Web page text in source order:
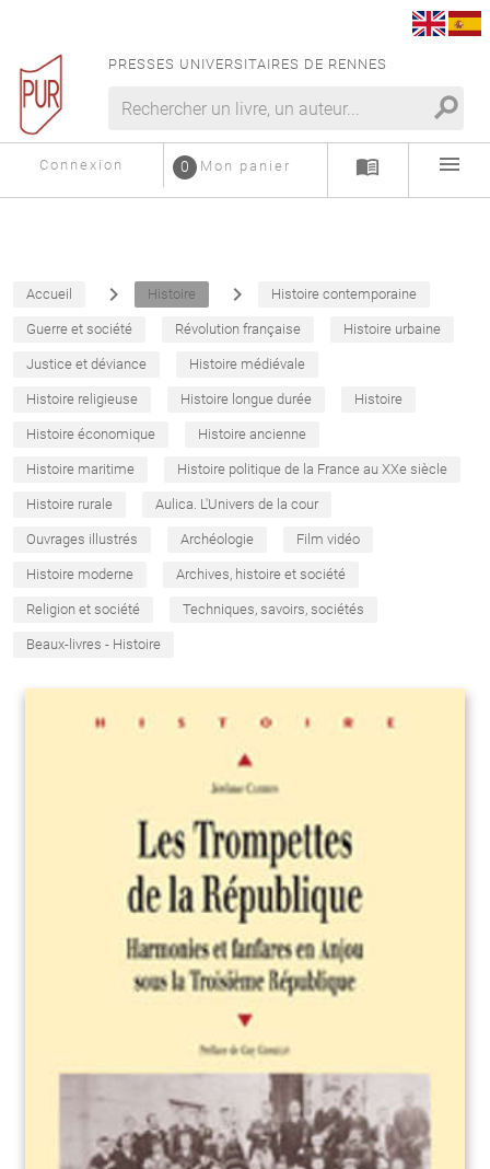
PRESSES UNIVERSITAIRES DE RENNES
search
Connexion Mon panier
0 menu_book menu
Accueil navigate_next Histoire navigate_next Histoire contemporaine
Guerre et société Révolution française Histoire urbaine
Justice et déviance Histoire médiévale
Histoire religieuse Histoire longue durée Histoire
Histoire économique Histoire ancienne
Histoire maritime Histoire politique de la France au XXe siècle
Histoire rurale Aulica. L'Univers de la cour
Ouvrages illustrés Archéologie Film vidéo
Histoire moderne Archives, histoire et société
Religion et société Techniques, savoirs, sociétés
Beaux-livres - Histoire